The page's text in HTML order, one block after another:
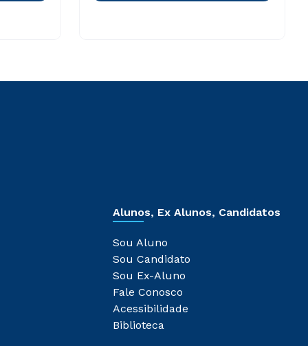
Alunos, Ex Alunos, Candidatos
Sou Aluno
Sou Candidato
Sou Ex-Aluno
Fale Conosco
Acessibilidade
Biblioteca